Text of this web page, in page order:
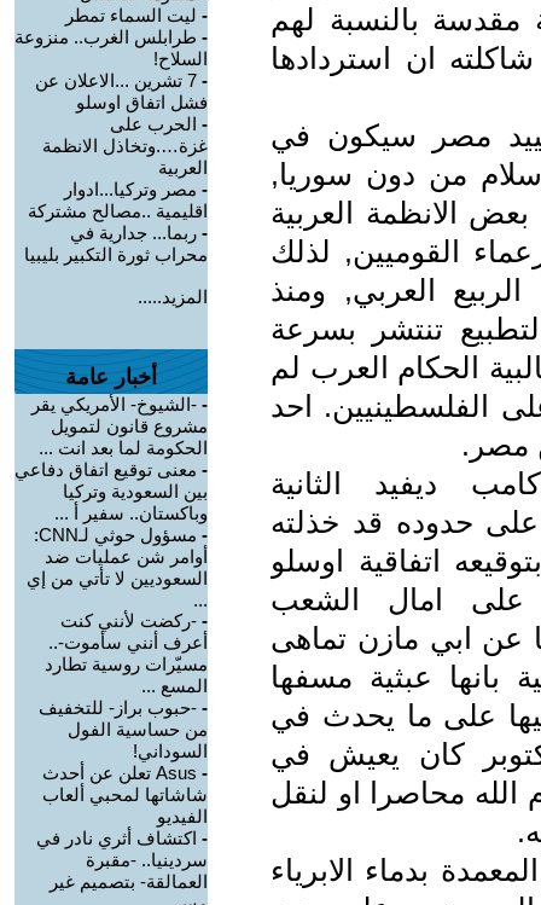
مقدسة بالنسبة لهم
ان استردادها
مصر سيكون في
من دون سوريا,
الانظمة العربية
القوميين, لذلك
العربي, ومنذ
تنتشر بسرعة
الحكام العرب لم
الفلسطينيين. احد
مصر.
ديفيد الثانية
على حدوده قد خذلته
اتفاقية اوسلو
قضت على امال الشعب
عن ابي مازن تماهى
بانها عبثية مسفها
على ما يحدث في
وكأن القطاع قبل 7 اكتوبر كان يعيش في
الله محاصرا او لنقل
بدماء الابرياء
- ليت السماء تمطر
- طرابلس الغرب.. منزوعة
السلاح!
-
7 تشرين ...الاعلان عن
فشل اتفاق اوسلو
- الحرب على
غزة….وتخاذل الانظمة
العربية
- مصر وتركيا...ادوار
اقليمية ..مصالح مشتركة
- ربما... جدارية في
محراب ثورة التكبير بليبيا
المزيد.....
أخبار عامة
- -الشيوخ- الأمريكي يقر
مشروع قانون لتمويل
الحكومة لما بعد انت ...
- معنى توقيع اتفاق دفاعي
بين السعودية وتركيا
وباكستان.. سفير أ ...
-
مسؤول حوثي لـCNN:
أوامر شن عمليات ضد
السعوديين لا تأتي من إي
...
- -ركضت لأنني كنت
أعرف أنني سأموت-..
مسيّرات روسية تطارد
المسع ...
- -حبوب براز- للتخفيف
من حساسية الفول
السوداني!
-
Asus تعلن عن أحدث
شاشاتها لمحبي ألعاب
الفيديو
- اكتشاف أثري نادر في
سردينيا.. -مقبرة
العمالقة- بتصميم غير